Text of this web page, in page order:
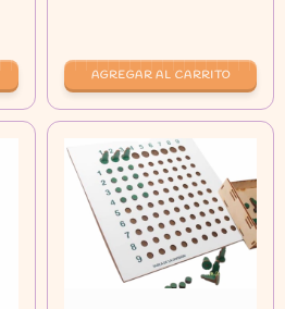
AGREGAR AL CARRITO